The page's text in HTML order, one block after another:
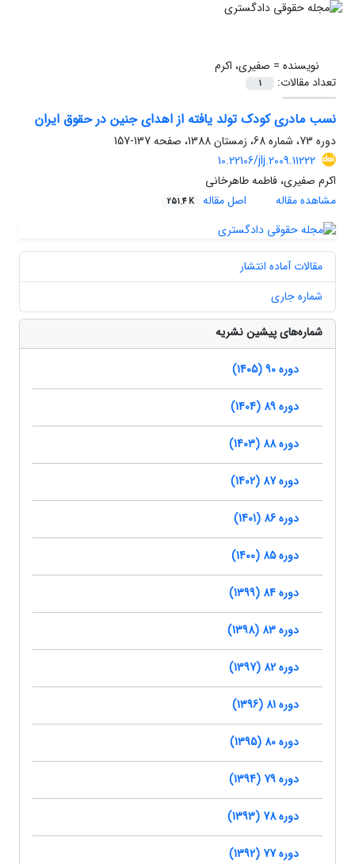
نویسنده = صفیری، اکرم
تعداد مقالات:
1
نسب مادری کودک تولد یافته از اهدای جنین در حقوق ایران
دوره 73، شماره 68، زمستان 1388، صفحه
137-157
10.22106/jlj.2009.11222
اکرم صفیری، فاطمه طاهرخانی
مشاهده مقاله
اصل مقاله 251.4 K
مقالات آماده انتشار
شماره جاری
شماره‌های پیشین نشریه
دوره 90 (1405)
دوره 89 (1404)
دوره 88 (1403)
دوره 87 (1402)
دوره 86 (1401)
دوره 85 (1400)
دوره 84 (1399)
دوره 83 (1398)
دوره 82 (1397)
دوره 81 (1396)
دوره 80 (1395)
دوره 79 (1394)
دوره 78 (1393)
دوره 77 (1392)